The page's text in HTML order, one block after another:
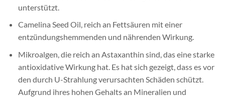
unterstützt.
Camelina Seed Oil, reich an Fettsäuren mit einer
entzündungshemmenden und nährenden Wirkung.
Mikroalgen, die reich an Astaxanthin sind, das eine starke
antioxidative Wirkung hat. Es hat sich gezeigt, dass es vor
den durch U-Strahlung verursachten Schäden schützt.
Aufgrund ihres hohen Gehalts an Mineralien und